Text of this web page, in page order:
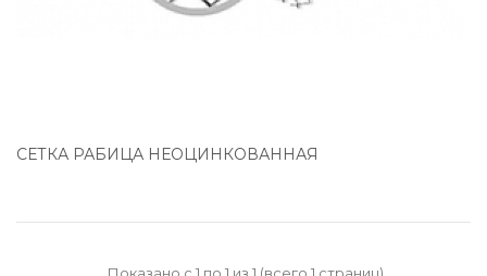
СЕТКА РАБИЦА НЕОЦИНКОВАННАЯ